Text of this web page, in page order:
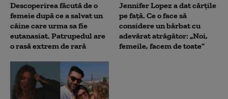
Descoperirea făcută de o
femeie după ce a salvat un
câine care urma sa fie
eutanasiat. Patrupedul are
o rasă extrem de rară
Jennifer Lopez a dat cărțile
pe față. Ce o face să
considere un bărbat cu
adevărat atrăgător: „Noi,
femeile, facem de toate”